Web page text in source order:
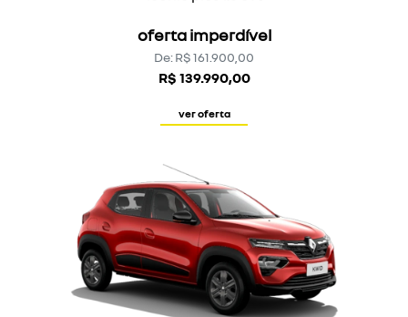
oferta imperdível
De: R$ 161.900,00
R$ 139.990,00
ver oferta